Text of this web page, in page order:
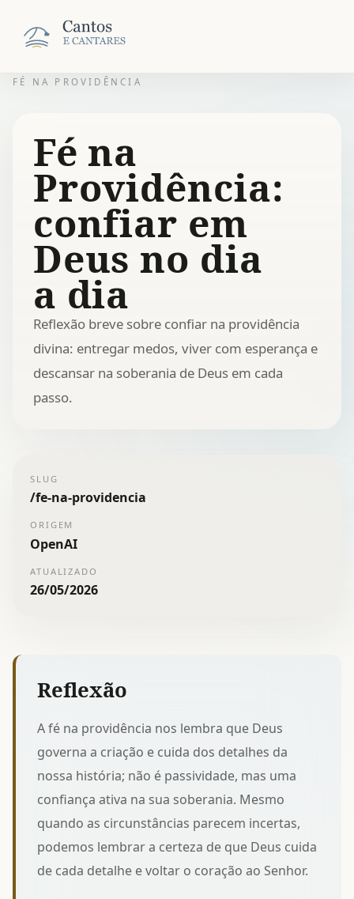
FÉ NA PROVIDÊNCIA
Fé na
Providência:
confiar em
Deus no dia
a dia
Reflexão breve sobre confiar na providência
divina: entregar medos, viver com esperança e
descansar na soberania de Deus em cada
passo.
SLUG
/fe-na-providencia
ORIGEM
OpenAI
ATUALIZADO
26/05/2026
Reflexão
A fé na providência nos lembra que Deus
governa a criação e cuida dos detalhes da
nossa história; não é passividade, mas uma
confiança ativa na sua soberania. Mesmo
quando as circunstâncias parecem incertas,
podemos lembrara certeza de que Deus cuida
de cada detalhe e voltar o coração ao Senhor.